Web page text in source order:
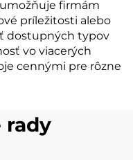
firmám
príležitosti alebo
dostupných typov
vo viacerých
cennými pre rôzne
rady